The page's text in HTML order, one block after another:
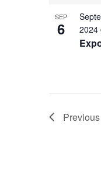
SEP
6
2024
Previous